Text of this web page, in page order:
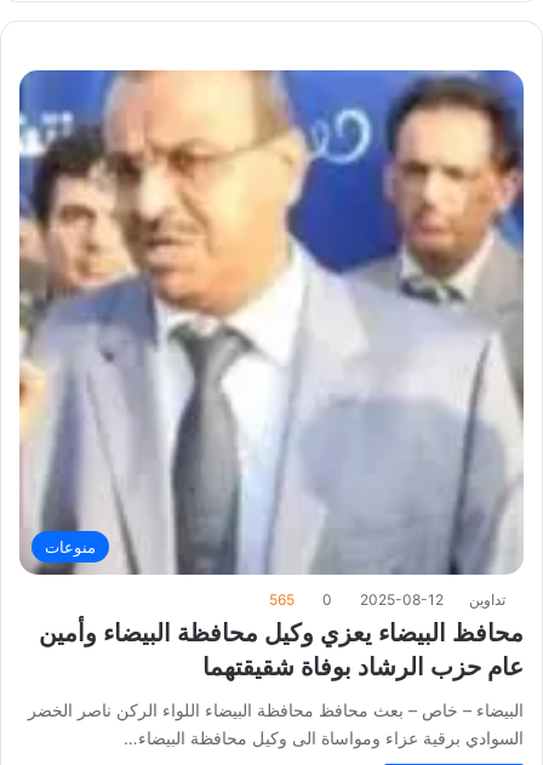
منوعات
تداوين 2025-08-12
0
565
محافظ البيضاء يعزي وكيل محافظة البيضاء وأمين
عام حزب الرشاد بوفاة شقيقتهما
البيضاء – خاص – بعث محافظ محافظة البيضاء اللواء الركن ناصر الخضر
السوادي برقية عزاء ومواساة الى وكيل محافظة البيضاء…